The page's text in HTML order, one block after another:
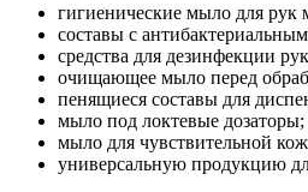
гигиенические мыло для рук
составы с
средства для дезинфекции
очищающее мыло перед
пенящиеся составы для
мыло под локтевые дозаторы;
мыло для чувствительной
универсальную продукцию